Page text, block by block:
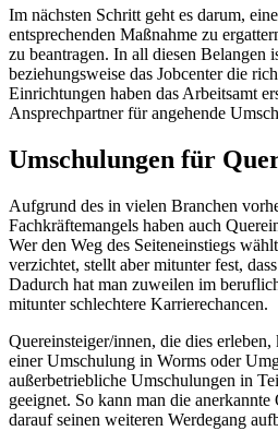
Im nächsten Schritt geht es darum,
entsprechenden Maßnahme zu
zu beantragen. In all diesen Belangen
beziehungsweise das Jobcenter die
Einrichtungen haben das Arbeitsamt
Ansprechpartner für angehende
Umschulungen für
Aufgrund des in vielen Branchen
Fachkräftemangels haben auch
Wer den Weg des Seiteneinstiegs
verzichtet, stellt aber mitunter fest,
Dadurch hat man zuweilen im
mitunter schlechtere Karrierechancen.
Quereinsteiger/innen, die dies
einer Umschulung in Worms oder
außerbetriebliche Umschulungen in
geeignet. So kann man die
darauf seinen weiteren Werdegang